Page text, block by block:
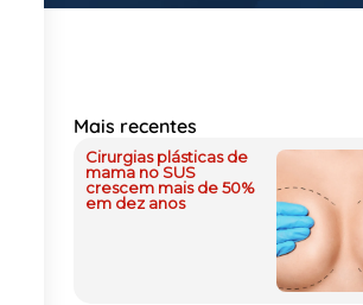
Mais recentes
Cirurgias plásticas de
mama no SUS
crescem mais de 50%
em dez anos